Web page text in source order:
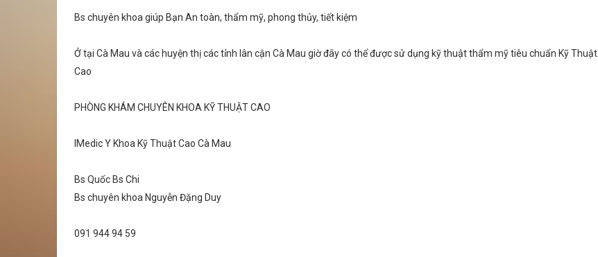
Bs chuyên khoa giúp Bạn An toàn, thẩm mỹ, phong thủy, tiết kiệm
Ở tại Cà Mau và các huyện thị các tỉnh lân cận Cà Mau giờ đây có thể được sử dụng kỹ thuật thẩm mỹ tiêu chuẩn Kỹ Thuật
Cao
PHÒNG KHÁM CHUYÊN KHOA KỸ THUẬT CAO
IMedic Y Khoa Kỹ Thuật Cao Cà Mau
Bs Quốc Bs Chi
Bs chuyên khoa Nguyễn Đặng Duy
091 944 94 59